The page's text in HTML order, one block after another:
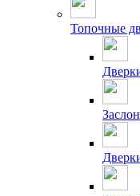
Топочные